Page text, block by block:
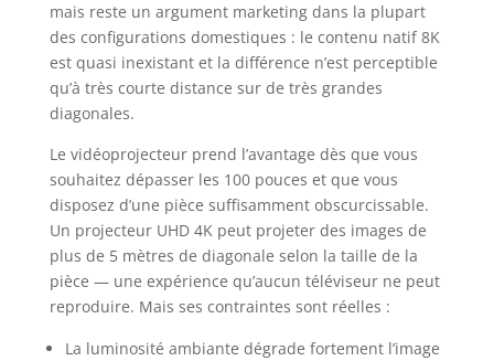
mais reste un argument marketing dans la plupart
des configurations domestiques : le contenu natif 8K
est quasi inexistant et la différence n’est perceptible
qu’à très courte distance sur de très grandes
diagonales.
Le vidéoprojecteur prend l’avantage dès que vous
souhaitez dépasser les 100 pouces et que vous
disposez d’une pièce suffisamment obscurcissable.
Un projecteur UHD 4K peut projeter des images de
plus de 5 mètres de diagonale selon la taille de la
pièce — une expérience qu’aucun téléviseur ne peut
reproduire. Mais ses contraintes sont réelles :
La luminosité ambiante dégrade fortement l’image